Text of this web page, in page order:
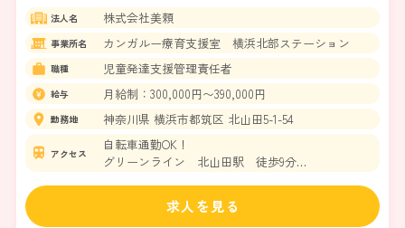
法人名 株式会社美頼
事業所名 カンガルー療育支援室 横浜北部ステーション
職種 児童発達支援管理責任者
給与 月給制：300,000円〜390,000円
勤務地 神奈川県 横浜市都筑区 北山田5-1-54
アクセス
自転車通勤OK！
グリーンライン 北山田駅 徒歩9分
求人を見る